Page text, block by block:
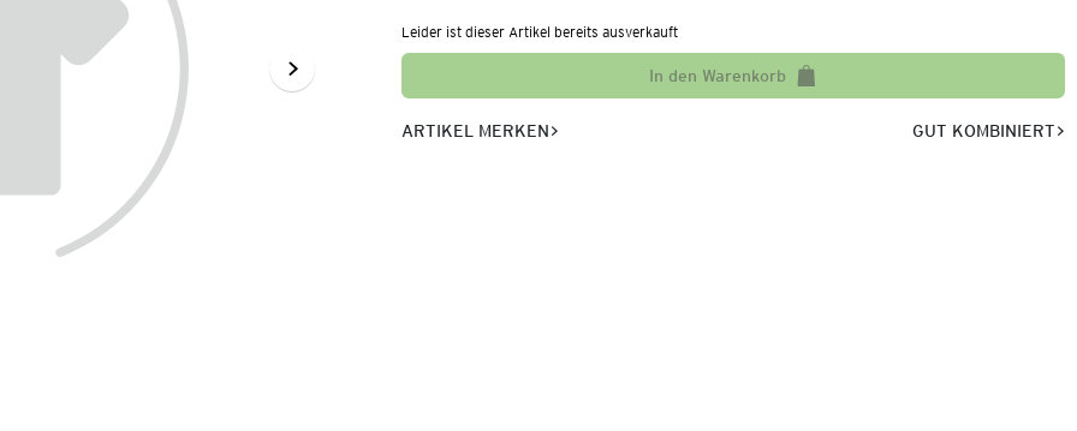
Leider ist dieser Artikel bereits ausverkauft
In den Warenkorb
ARTIKEL MERKEN GUT KOMBINIERT